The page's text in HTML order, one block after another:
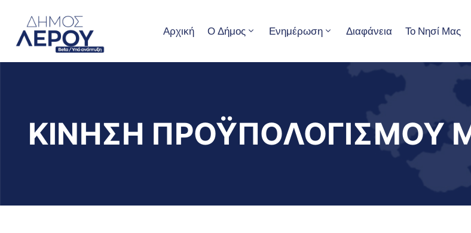
Αρχική Ο Δήμος Ενημέρωση Διαφάνεια Το Νησί Μας
ΚΙΝΗΣΗ ΠΡΟΫΠΟΛΟΓΙΣΜΟΥ